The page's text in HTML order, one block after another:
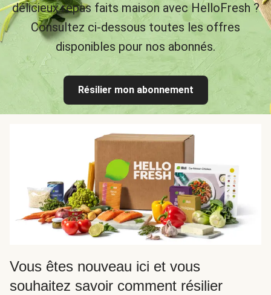
délicieux repas faits maison avec HelloFresh ?
Consultez ci-dessous toutes les offres
disponibles pour nos abonnés.
Résilier mon abonnement
Vous êtes nouveau ici et vous
souhaitez savoir comment résilier